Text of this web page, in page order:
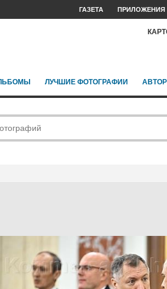
ГАЗЕТА ПРИЛОЖЕНИЯ
ЛУЧШИЕ ФОТОГРАФИИ